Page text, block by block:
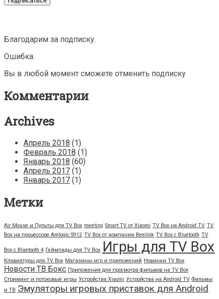
Благодарим за подписку.
Ошибка.
Вы в любой момент сможете отменить подписку
Комментарии
Archives
Апрель 2018 (1)
Февраль 2018 (1)
Январь 2018 (60)
Апрель 2017 (1)
Январь 2017 (1)
Метки
Air Mouse и Пульты для TV Box meeting Smart TV от Xiaomi TV Box на Android TV TV
Box на процессоре Amlogic S912 TV Box от компании Beelink TV Box с Bluetooth TV
Box с Bluetooth 4 Геймпады для TV Box Игры для TV Box
Клавиатуры для TV Box Магазины игр и приложений Новинки TV Box
Новости ТВ Бокс Приложения для просмотра фильмов на TV Box
Стриминг и потоковые игры Устройства Xiaomi Устройства на Android TV Фильмы
и ТВ Эмуляторы игровых приставок для Android